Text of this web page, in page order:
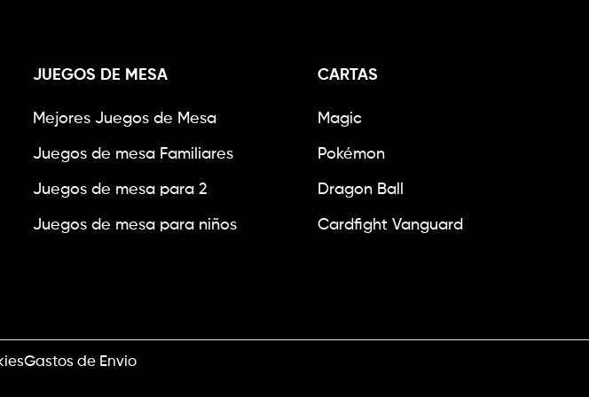
JUEGOS DE MESA
Mejores Juegos de Mesa
Juegos de mesa Familiares
Juegos de mesa para 2
Juegos de mesa para niños
CARTAS
Magic
Pokémon
Dragon Ball
Cardfight Vanguard
Gastos de Envio